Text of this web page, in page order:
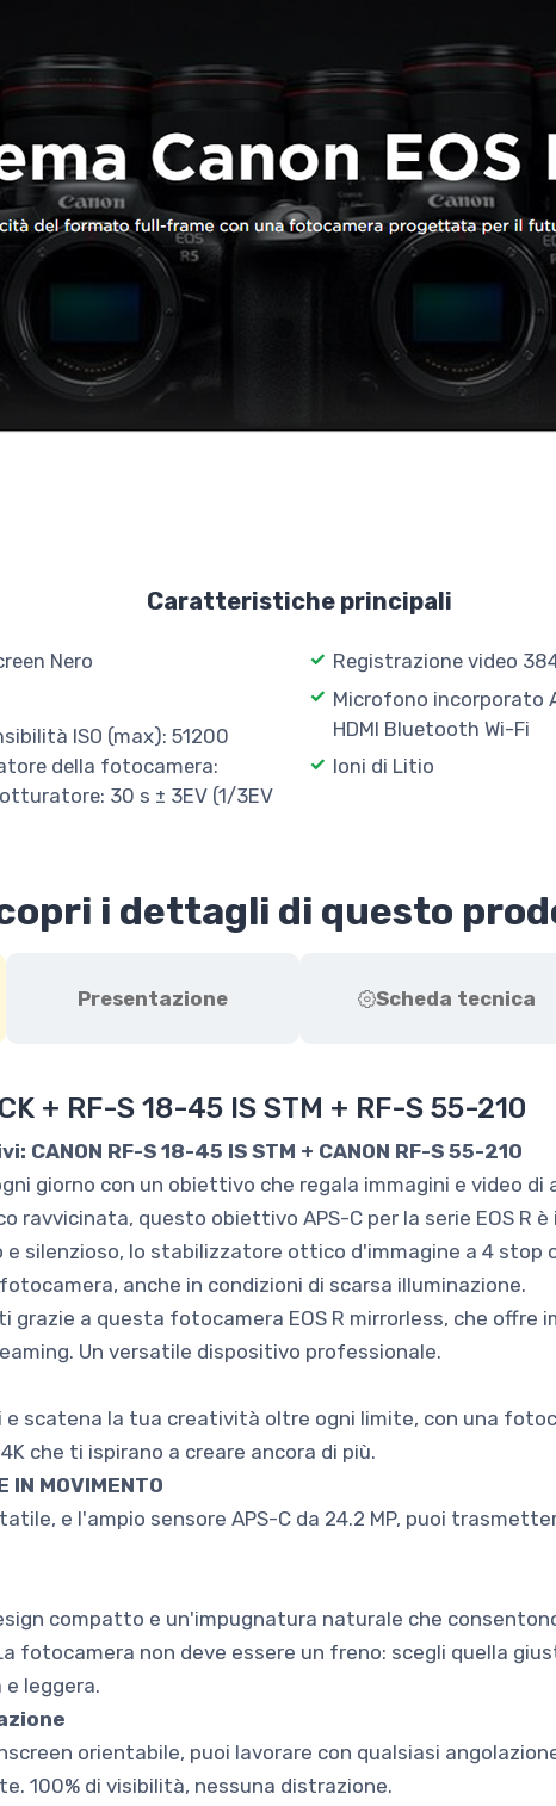
Caratteristiche principali
Nero
ISO (max): 51200
della fotocamera:
30 s ± 3EV (1/3EV
Registrazione video
Microfono incorporato
HDMI Bluetooth Wi-Fi
Ioni di Litio
i dettagli di questo
Presentazione Scheda tecnica
+ RF-S 18-45 IS STM + RF-S 55-210
RF-S 18-45 IS STM + CANON RF-S 55-210
giorno con un obiettivo che regala immagini e video
ravvicinata, questo obiettivo APS-C per la serie EOS R
silenzioso, lo stabilizzatore ottico d'immagine a 4 stop
anche in condizioni di scarsa illuminazione.
a questa fotocamera EOS R mirrorless, che offre
Un versatile dispositivo professionale.
scatena la tua creatività oltre ogni limite, con una
che ti ispirano a creare ancora di più.
IN MOVIMENTO
e l'ampio sensore APS-C da 24.2 MP, puoi
compatto e un'impugnatura naturale che
fotocamera non deve essere un freno: scegli quella
leggera.
orientabile, puoi lavorare con qualsiasi
100% di visibilità, nessuna distrazione.